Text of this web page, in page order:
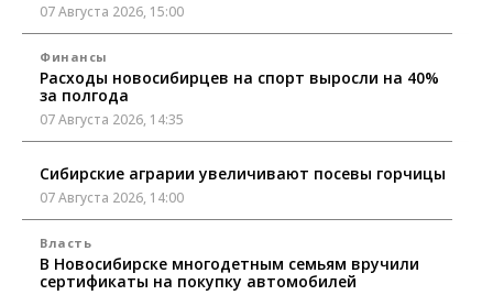
07 Августа 2026, 15:00
Финансы
Расходы новосибирцев на спорт выросли на 40%
за полгода
07 Августа 2026, 14:35
Сибирские аграрии увеличивают посевы горчицы
07 Августа 2026, 14:00
Власть
В Новосибирске многодетным семьям вручили
сертификаты на покупку автомобилей